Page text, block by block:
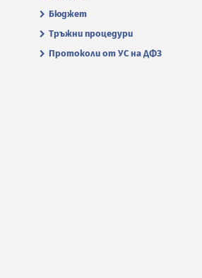
Бюджет
Тръжни процедури
Протоколи от УС на ДФЗ